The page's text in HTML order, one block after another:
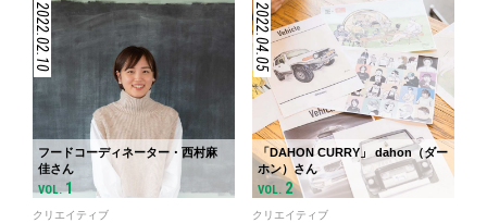
2022.02.10
フードコーディネーター・西村麻
佳さん
VOL.1
クリエイティブ
2022.04.05
「DAHON CURRY」 dahon（ダー
ホン）さん
VOL. 2
クリエイティブ